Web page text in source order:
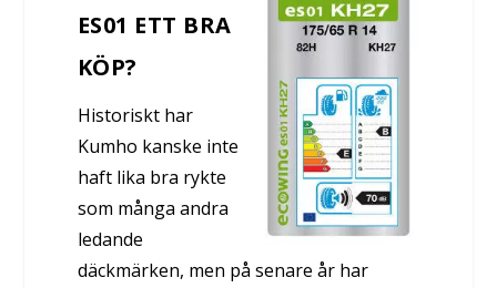
ES01 ETT BRA
KÖP?
Historiskt har
Kumho kanske inte
haft lika bra rykte
som många andra
ledande
däckmärken, men på senare år har